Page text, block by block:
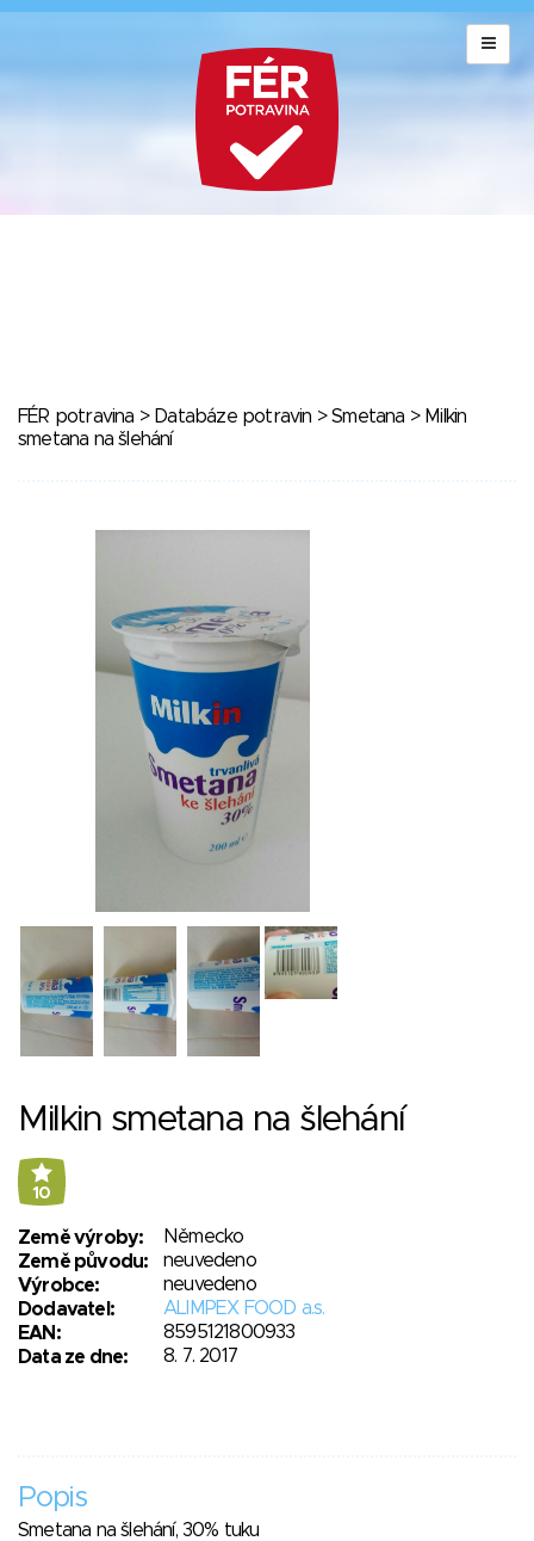
FÉR potravina > Databáze potravin >Smetana > Milkin
smetana na šlehání
Milkin smetana na šlehání
10
Země výroby:
Německo
Země původu:
neuvedeno
Výrobce:
neuvedeno
Dodavatel:
ALIMPEX FOOD a.s.
EAN:
8595121800933
Data ze dne:
8. 7. 2017
Popis
Smetana na šlehání, 30% tuku